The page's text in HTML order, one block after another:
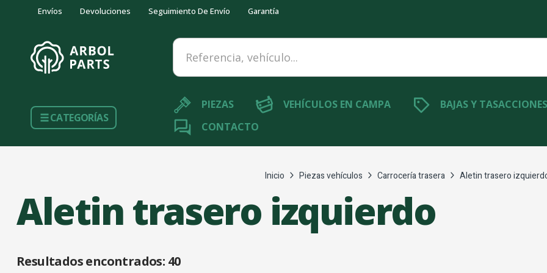
Envíos Devoluciones Seguimiento De Envío Garantía
Referencia, vehículo...
CATEGORÍAS
PIEZAS VEHÍCULOS EN CAMPA BAJAS Y TASACCIONES
CONTACTO
Inicio Piezas vehículos Carrocería trasera Aletin trasero
Aletin trasero izquierdo
Resultados encontrados: 40